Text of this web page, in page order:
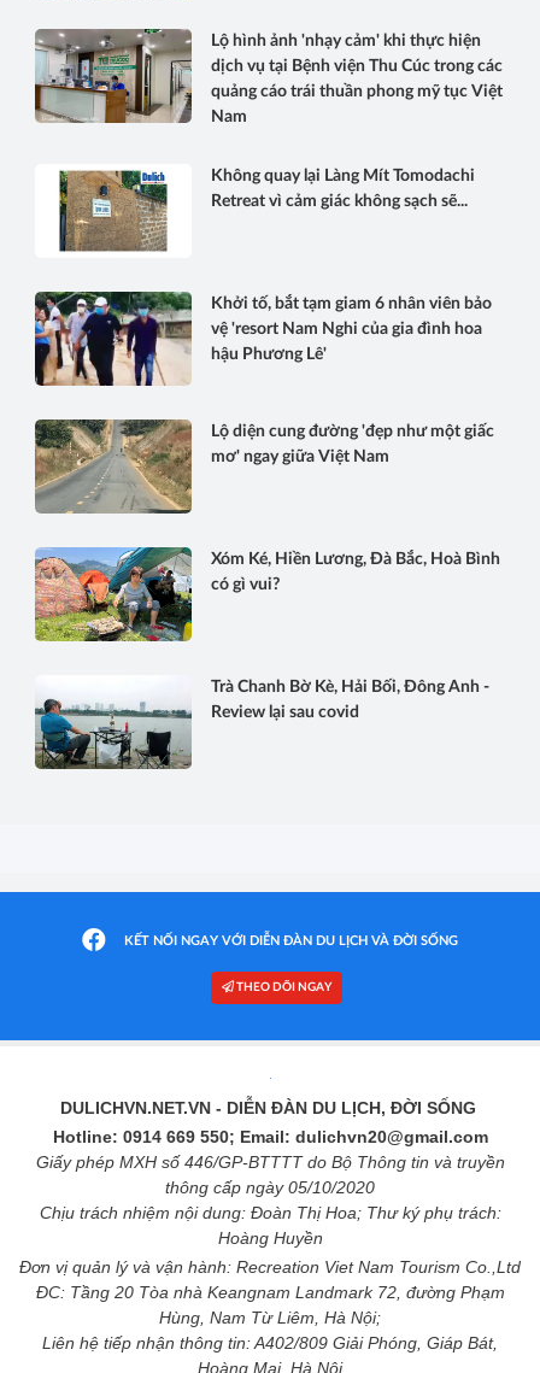
Lộ hình ảnh 'nhạy cảm' khi thực hiện
dịch vụ tại Bệnh viện Thu Cúc trong các
quảng cáo trái thuần phong mỹ tục Việt
Nam
Không quay lại Làng Mít Tomodachi
Retreat vì cảm giác không sạch sẽ...
Khởi tố, bắt tạm giam 6 nhân viên bảo
vệ 'resort Nam Nghi của gia đình hoa
hậu Phương Lê'
Lộ diện cung đường 'đẹp như một giấc
mơ' ngay giữa Việt Nam
Xóm Ké, Hiền Lương, Đà Bắc, Hoà Bình
có gì vui?
Trà Chanh Bờ Kè, Hải Bối, Đông Anh -
Review lại sau covid
KẾT NỐI NGAY VỚI DIỄN ĐÀN DU LỊCH VÀ ĐỜI SỐNG
THEO DÕI NGAY
DULICHVN.NET.VN- DIỄN ĐÀN DU LỊCH, ĐỜI SỐNG
Hotline: 0914 669 550; Email: dulichvn20@gmail.com
Giấy phép MXH số 446/GP-BTTTT do Bộ Thông tin và truyền
thông cấp ngày 05/10/2020
Chịu trách nhiệm nội dung: Đoàn Thị Hoa; Thư ký phụ trách:
Hoàng Huyền
Đơn vị quản lý và vận hành: Recreation Viet Nam Tourism Co.,Ltd
ĐC: Tầng 20 Tòa nhà Keangnam Landmark 72, đường Phạm
Hùng, Nam Từ Liêm, Hà Nội;
Liên hệ tiếp nhận thông tin: A402/809 Giải Phóng, Giáp Bát,
Hoàng Mai, Hà Nội